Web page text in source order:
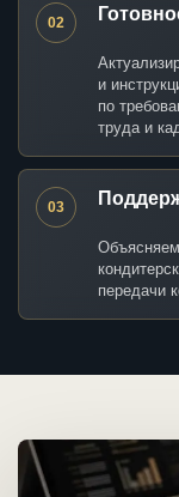
02
и
по
труда и
03
передачи